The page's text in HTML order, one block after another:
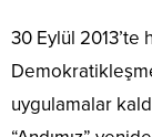
30 Eylül 2013’te
uygulamalar